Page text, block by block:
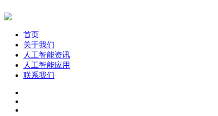
首页
关于我们
人工智能资讯
人工智能应用
联系我们